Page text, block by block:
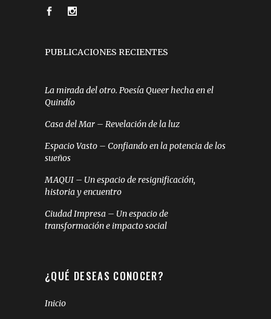
PUBLICACIONES RECIENTES
La mirada del otro. Poesía Queer hecha en el
Quindío
Casa del Mar – Revelación de la luz
Espacio Vasto – Confiando en la potencia de los
sueños
MAQUI – Un espacio de resignificación,
historia y encuentro
Ciudad Impresa – Un espacio de
transformación e impacto social
¿QUÉ DESEAS CONOCER?
Inicio